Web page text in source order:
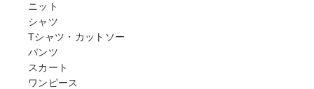
ニット
シャツ
Tシャツ・カットソー
パンツ
スカート
ワンピース